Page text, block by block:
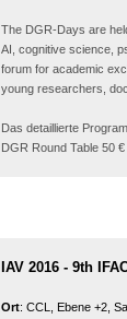
The DGR-Days are
AI, cognitive science,
forum for academic
young researchers,
Das detaillierte
DGR Round Table 50
IAV 2016 - 9th
Ort: CCL, Ebene +2,